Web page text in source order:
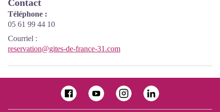
Contact
Téléphone :
05 61 99 44 10
Courriel :
reservation@gites-de-france-31.com